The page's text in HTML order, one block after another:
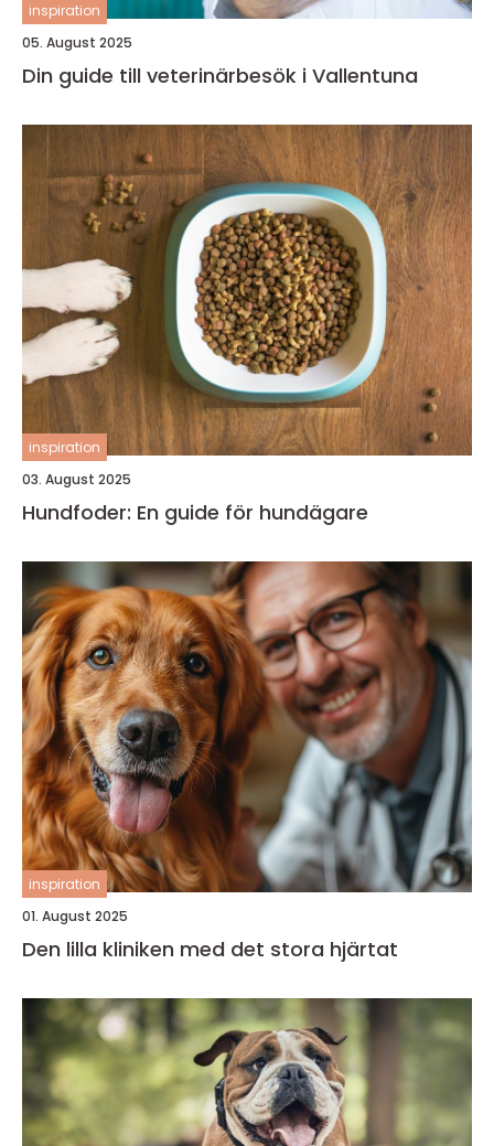
inspiration
05. August 2025
Din guide till veterinärbesök i Vallentuna
inspiration
03. August 2025
Hundfoder: En guide för hundägare
inspiration
01. August 2025
Den lilla kliniken med det stora hjärtat